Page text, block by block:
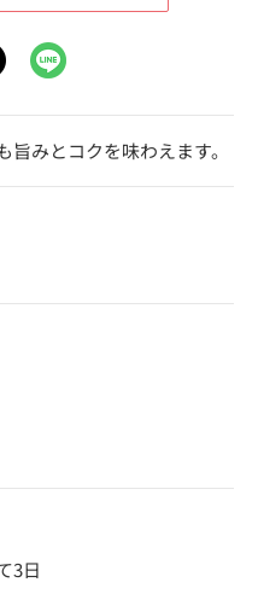
みとコクを味わえます。
3日